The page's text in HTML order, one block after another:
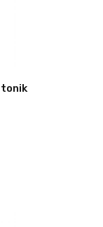
tonik